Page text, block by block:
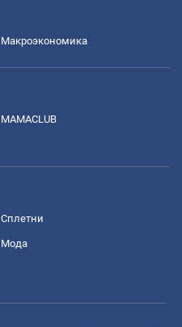
Mакроэкономика
MAMACLUB
Сплетни
Мода